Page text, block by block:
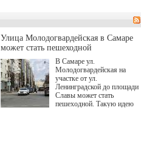
для современного и умного
человека.
Улица Молодогвардейская в Самаре
может стать пешеходной
В Самаре ул.
Молодогвардейская на
участке от ул.
Ленинградской до площади
Славы может стать
пешеходной. Такую идею